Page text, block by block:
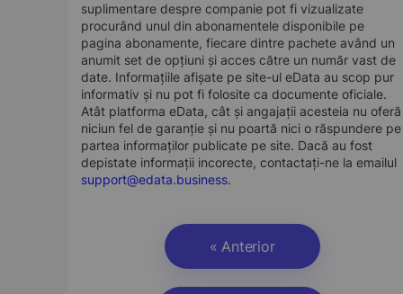
suplimentare despre companie pot fi vizualizate
procurând unul din abonamentele disponibile pe
pagina abonamente, fiecare dintre pachete având un
anumit set de opțiuni și acces către un număr vast de
date. Informațiile afișate pe site-ul eData au scop pur
informativ și nu pot fi folosite ca documente oficiale.
Atât platforma eData, cât și angajații acesteia nu oferă
niciun fel de garanție și nu poartă nici o răspundere pe
partea informaților publicate pe site. Dacă au fost
depistate informații incorecte, contactați-ne la emailul
support@edata.business.
« Anterior